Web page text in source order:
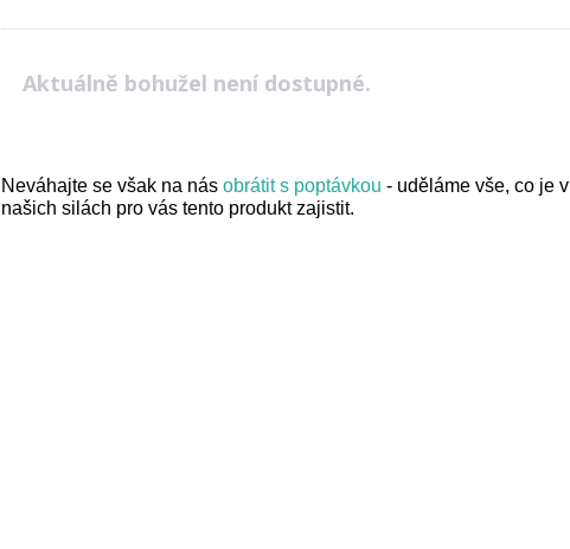
Aktuálně bohužel není dostupné.
Neváhajte se však na nás obrátit s poptávkou - uděláme vše, co je v
našich silách pro vás tento produkt zajistit.